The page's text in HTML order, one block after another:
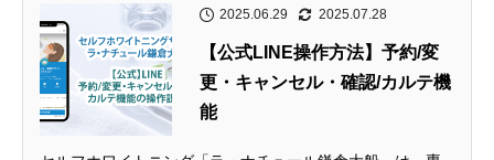
2025.06.29 2025.07.28
【公式LINE操作方法】予約/変
更・キャンセル・確認/カルテ機
能